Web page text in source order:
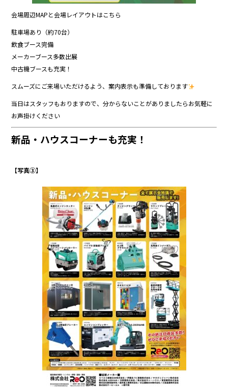
会場周辺MAPと会場レイアウトはこちら
駐車場あり（約70台）
飲食ブース完備
メーカーブース多数出展
中古機ブースも充実！
スムーズにご来場いただけるよう、案内表示も準備しております
当日はスタッフもおりますので、分からないことがありましたらお気軽に
お声掛けください
新品・ハウスコーナーも充実！
【写真③】